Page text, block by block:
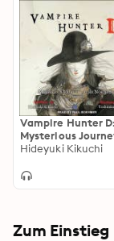
Vampire Hunter D:
Mysterious
the North Sea: Part
Hideyuki Kikuchi
Zum Einstieg